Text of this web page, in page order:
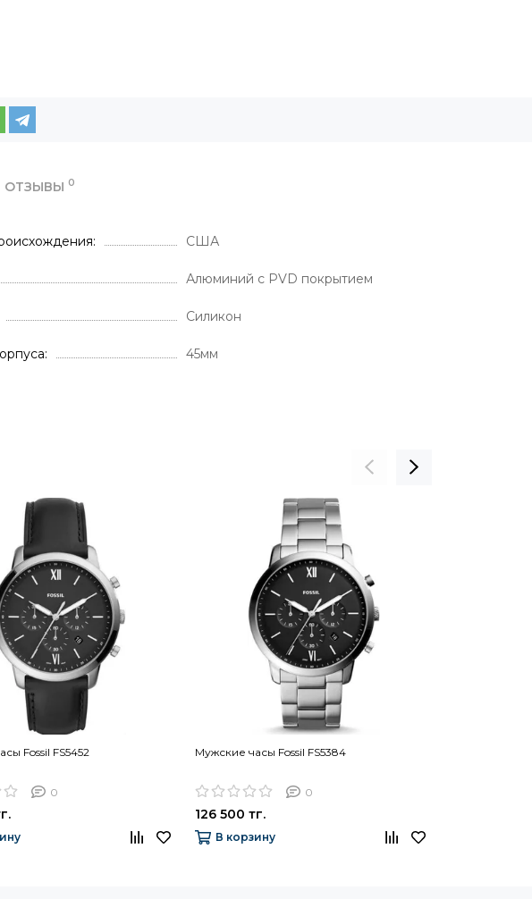
ОТЗЫВЫ 0
США
Алюминий с PVD покрытием
Силикон
45мм
Fossil FS5452
0
Мужские часы Fossil FS5384
0
126 500 тг.
В корзину